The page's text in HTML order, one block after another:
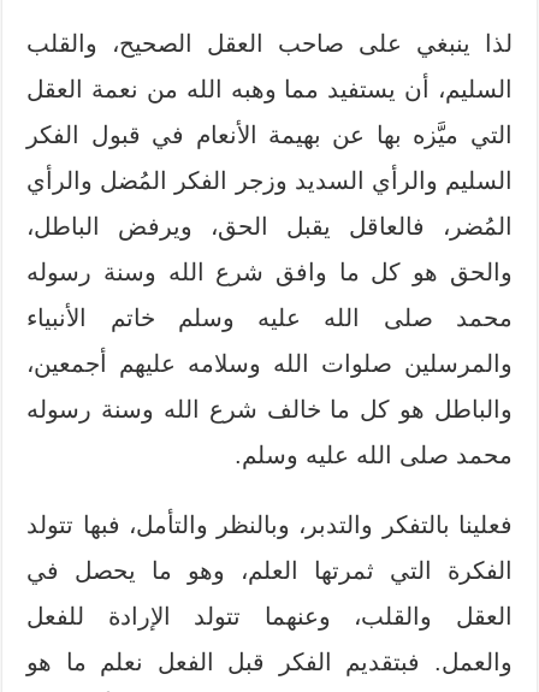
لذا ينبغي على صاحب العقل الصحيح، والقلب
السليم، أن يستفيد مما وهبه الله من نعمة العقل
التي ميَّزه بها عن بهيمة الأنعام في قبول الفكر
السليم والرأي السديد وزجر الفكر المُضل والرأي
المُضر، فالعاقل يقبل الحق، ويرفض الباطل،
والحق هو كل ما وافق شرع الله وسنة رسوله
محمد صلى الله عليه وسلم خاتم الأنبياء
والمرسلين صلوات الله وسلامه عليهم أجمعين،
والباطل هو كل ما خالف شرع الله وسنة رسوله
محمد صلى الله عليه وسلم.
فعلينا بالتفكر والتدبر، وبالنظر والتأمل، فبها تتولد
الفكرة التي ثمرتها العلم، وهو ما يحصل في
العقل والقلب، وعنهما تتولد الإرادة للفعل
والعمل. فبتقديم الفكر قبل الفعل نعلم ما هو